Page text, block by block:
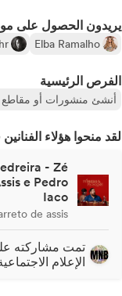
يريدون الحصول على
Elba Ramalho
الفرص الرئيسية
أنشئ منشورات أو مقاطع
لقد منحوا هؤلاء
- Zé
e Pedro
Iaco
de assis
تمت مشاركته
الإعلام